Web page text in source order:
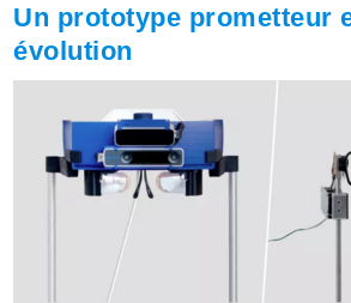
Un prototype prometteur
évolution